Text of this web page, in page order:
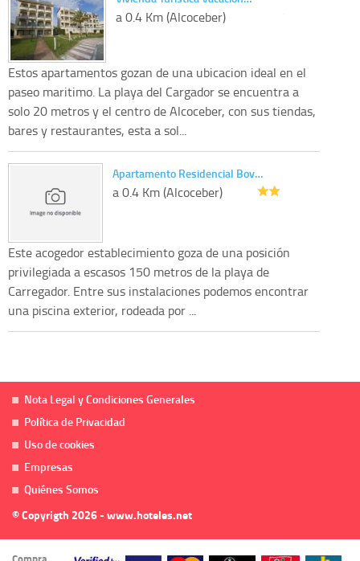
a 0.4 Km (Alcoceber)
Estos apartamentos gozan de una ubicacion ideal en el
paseo maritimo. La playa del Cargador se encuentra a
solo 20 metros y el centro de Alcoceber, con sus tiendas,
bares y restaurantes, esta a sol...
Apartamento Residencial Bov…
a 0.4 Km (Alcoceber)
Este acogedor establecimiento goza de una posición
privilegiada a escasos 150 metros de la playa de
Carregador. Entre sus instalaciones podemos encontrar
una piscina exterior, rodeada por ...
Nota Legal y Condiciones Generales
Política de Privacidad
Uso de cookies
Empresas
Quiénes Somos
© Copyrigth 2026 - www.hoteles.net